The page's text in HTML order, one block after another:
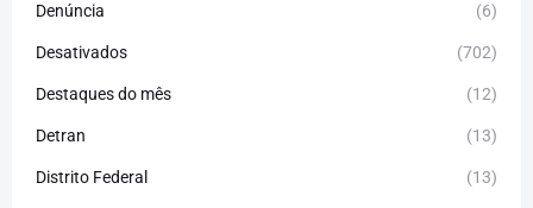
Denúncia (6)
Desativados (702)
Destaques do mês (12)
Detran (13)
Distrito Federal (13)